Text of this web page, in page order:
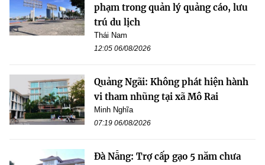
phạm trong quản lý quảng cáo, lưu
trú du lịch
Thái Nam
12:05 06/08/2026
Quảng Ngãi: Không phát hiện hành
vi tham nhũng tại xã Mô Rai
Minh Nghĩa
07:19 06/08/2026
Đà Nẵng: Trợ cấp gạo 5 năm chưa